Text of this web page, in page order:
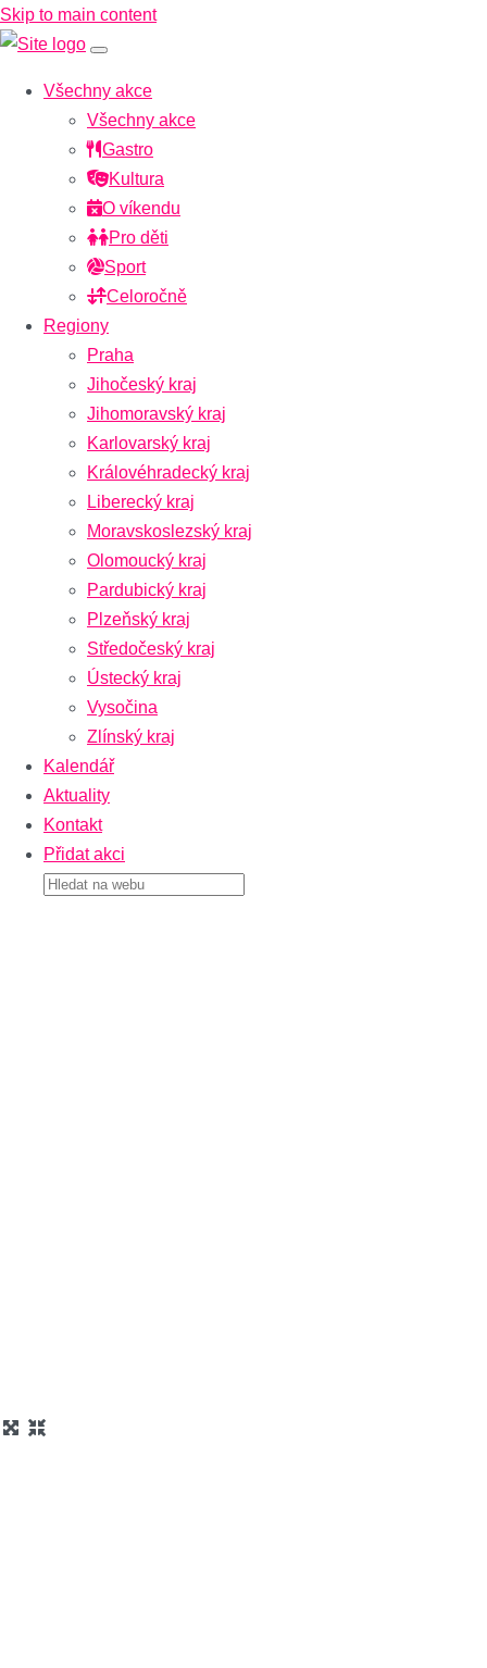
Skip to main content
Všechny akce
Všechny akce
Gastro
Kultura
O víkendu
Pro děti
Sport
Celoročně
Regiony
Praha
Jihočeský kraj
Jihomoravský kraj
Karlovarský kraj
Královéhradecký kraj
Liberecký kraj
Moravskoslezský kraj
Olomoucký kraj
Pardubický kraj
Plzeňský kraj
Středočeský kraj
Ústecký kraj
Vysočina
Zlínský kraj
Kalendář
Aktuality
Kontakt
Přidat akci